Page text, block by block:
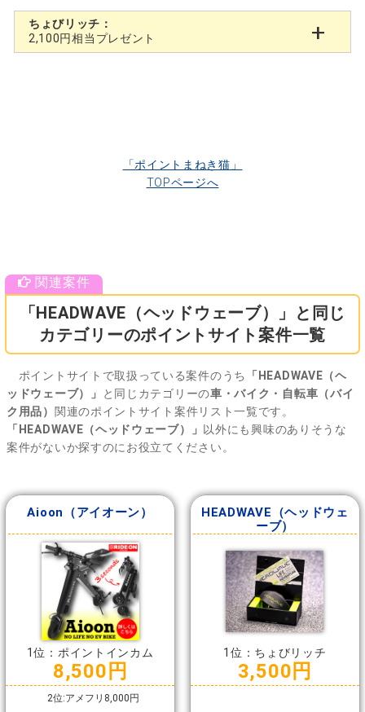
ちょびリッチ：
2,100円相当プレゼント
「ポイントまねき猫」
TOPページへ
「HEADWAVE（ヘッドウェーブ）」と同じ
カテゴリーのポイントサイト案件一覧
ポイントサイトで取扱っている案件のうち
「HEADWAVE（ヘ
ッドウェーブ）」
と同じカテゴリーの車・バイク・自転車（バイ
ク用品） 関連のポイントサイト案件リスト一覧です。
「HEADWAVE（ヘッドウェーブ）」 以外にも興味のありそうな
案件がないか探すのにお役立てください。
Aioon（アイオーン）
1位：ポイントインカム
8,500円
2位:アメフリ8,000円
HEADWAVE（ヘッドウェ
ーブ）
1位：ちょびリッチ
3,500円